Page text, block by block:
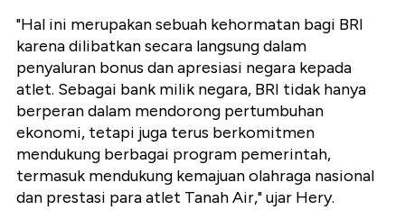
"Hal ini merupakan sebuah kehormatan bagi BRI
karena dilibatkan secara langsung dalam
penyaluran bonus dan apresiasi negara kepada
atlet. Sebagai bank milik negara, BRI tidak hanya
berperan dalam mendorong pertumbuhan
ekonomi, tetapi juga terus berkomitmen
mendukung berbagai program pemerintah,
termasuk mendukung kemajuan olahraga nasional
dan prestasi para atlet Tanah Air," ujar Hery.